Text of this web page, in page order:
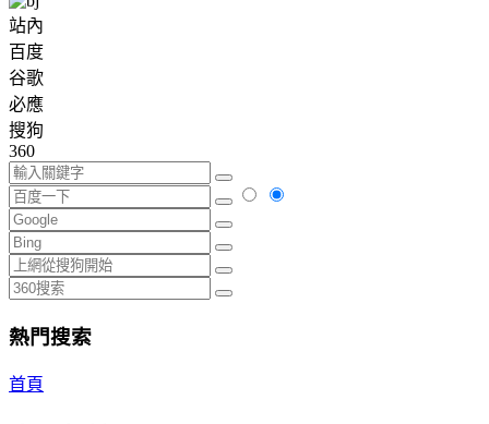
站內
百度
谷歌
必應
搜狗
360
熱門搜索
首頁